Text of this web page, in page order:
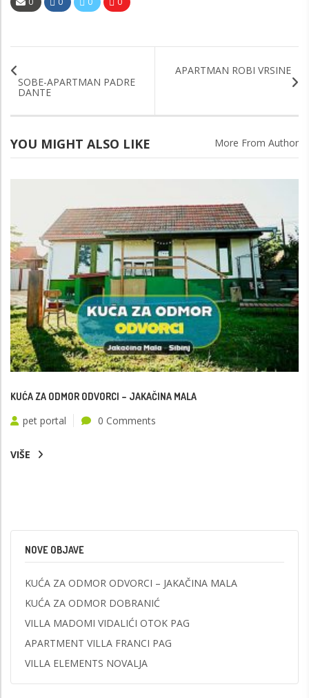
SOBE-APARTMAN PADRE
DANTE
APARTMAN ROBI VRSINE
YOU MIGHT ALSO LIKE More From Author
KUĆA ZA ODMOR ODVORCI – JAKAČINA MALA
pet portal 0 Comments
VIŠE
NOVE OBJAVE
KUĆA ZA ODMOR ODVORCI – JAKAČINA MALA
KUĆA ZA ODMOR DOBRANIĆ
VILLA MADOMI VIDALIĆI OTOK PAG
APARTMENT VILLA FRANCI PAG
VILLA ELEMENTS NOVALJA